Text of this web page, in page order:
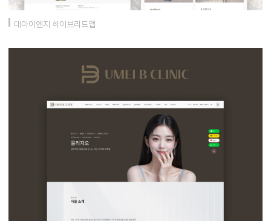
대아이엔지 하이브리드앱